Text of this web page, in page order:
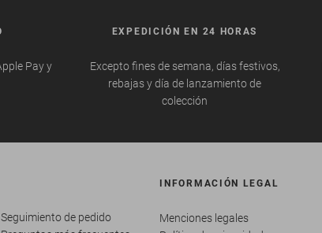
Pay y
EXPEDICIÓN EN 24 HORAS
Excepto fines de semana, días festivos,
rebajas y día de lanzamiento de
colección
Seguimiento de pedido
INFORMACIÓN LEGAL
Menciones legales